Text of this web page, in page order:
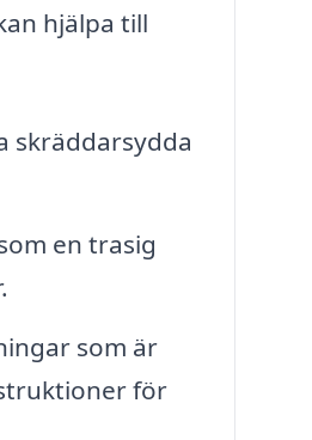
hjälpa till
skräddarsydda
en trasig
som är
för